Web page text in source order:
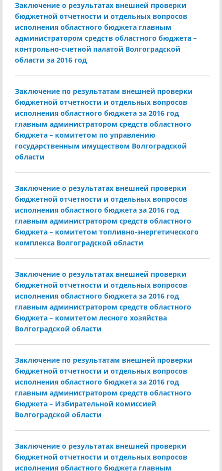
Заключение о результатах внешней проверки
бюджетной отчетности и отдельных вопросов
исполнения областного бюджета главным
администратором средств областного бюджета –
контрольно-счетной палатой Волгоградской
области за 2016 год
Заключение по результатам внешней проверки
бюджетной отчетности и отдельных вопросов
исполнения областного бюджета за 2016 год
главным администратором средств областного
бюджета – комитетом по управлению
государственным имуществом Волгоградской
области
Заключение о результатах внешней проверки
бюджетной отчетности и отдельных вопросов
исполнения областного бюджета за 2016 год
главным администратором средств областного
бюджета – комитетом топливно-энергетического
комплекса Волгоградской области
Заключение о результатах внешней проверки
бюджетной отчетности и отдельных вопросов
исполнения областного бюджета за 2016 год
главным администратором средств областного
бюджета – комитетом лесного хозяйства
Волгоградской области
Заключение по результатам внешней проверки
бюджетной отчетности и отдельных вопросов
исполнения областного бюджета за 2016 год
главным администратором средств областного
бюджета – Избирательной комиссией
Волгоградской области
Заключение о результатах внешней проверки
бюджетной отчетности и отдельных вопросов
исполнения областного бюджета главным